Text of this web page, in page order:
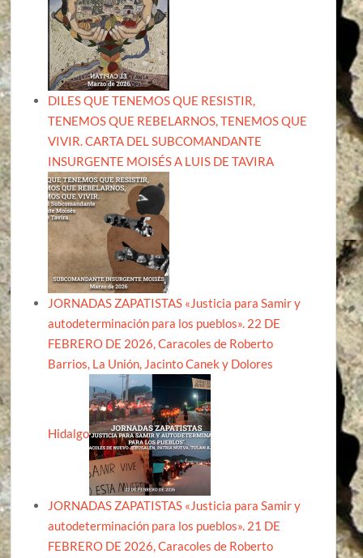
DILES QUE TENEMOS QUE RESISTIR,
TENEMOS QUE REBELARNOS, TENEMOS QUE
VIVIR. CARTA DEL SUBCOMANDANTE
INSURGENTE MOISÉS A LUIS DE TAVIRA
JORNADAS ZAPATISTAS «Justicia para Samir y
autodeterminación para los pueblos». 22 DE
FEBRERO DE 2026, Caracoles de Roberto
Barrios, La Unión, Jacinto Canek y Dolores
Hidalgo
JORNADAS ZAPATISTAS «Justicia para Samir y
autodeterminación para los pueblos». 21 DE
FEBRERO DE 2026, Caracoles de Roberto